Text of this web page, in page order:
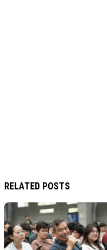
RELATED POSTS